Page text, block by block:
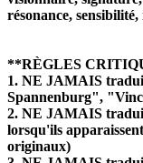
résonance,
**RÈGLES
1. NE JAMAIS
Spannenburg",
2. NE JAMAIS
lorsqu'ils
originaux)